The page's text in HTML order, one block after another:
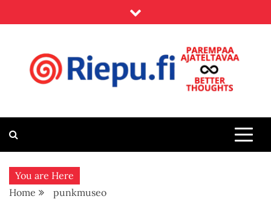
to
Riepu.fi
You are Here
Home
punkmuseo